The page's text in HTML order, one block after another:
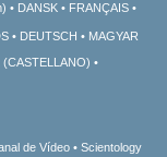
DANSK FRANÇAIS
DEUTSCH
MAGYAR
(CASTELLANO)
de Vídeo
Scientology